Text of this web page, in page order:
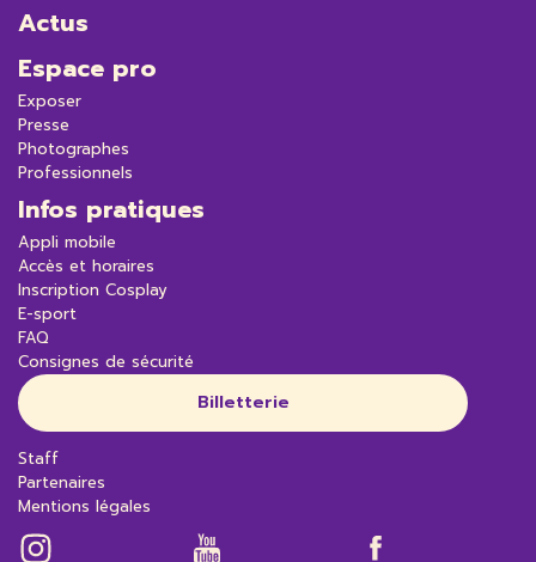
Actus
Espace pro
Exposer
Presse
Photographes
Professionnels
Infos pratiques
Appli mobile
Accès et horaires
Inscription Cosplay
E-sport
FAQ
Consignes de sécurité
Billetterie
Staff
Partenaires
Mentions légales